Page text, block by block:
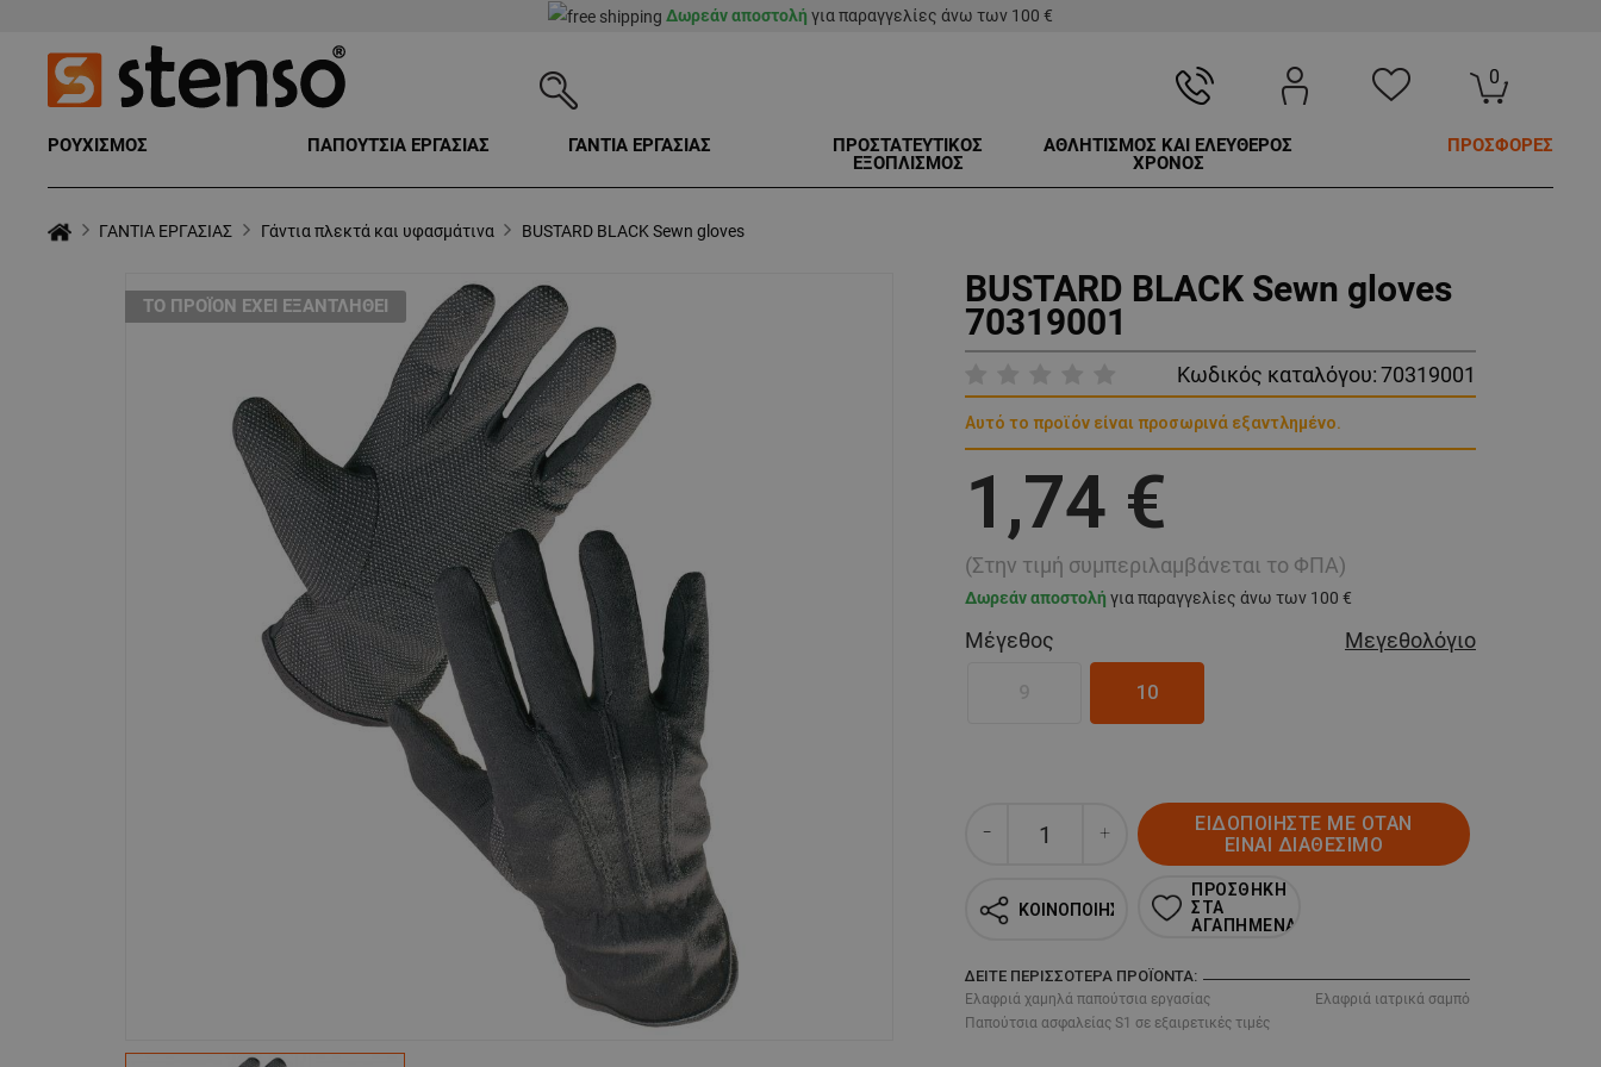
Δωρεάν αποστολή για παραγγελίες άνω των 100 €
0
ΡΟΥΧΙΣΜΟΣ ΠΑΠΟΥΤΣΙΑ ΕΡΓΑΣΙΑΣ ΓΑΝΤΙΑ ΕΡΓΑΣΙΑΣ
ΠΡΟΣΤΑΤΕΥΤΙΚΟΣ
ΕΞΟΠΛΙΣΜΟΣ
ΑΘΛΗΤΙΣΜΟΣ ΚΑΙ ΕΛΕΥΘΕΡΟΣ
ΧΡΟΝΟΣ
ΠΡΟΣΦΟΡΕΣ
ΓΑΝΤΙΑ ΕΡΓΑΣΙΑΣ Γάντια πλεκτά και υφασμάτινα BUSTARD BLACK Sewn gloves
ТΟ ΠΡΟΪΌΝ ΈΧΕΙ ΕΞΑΝΤΛΗΘΕΊ
BUSTARD BLACK Sewn gloves
70319001
Κωδικός καταλόγου:70319001
Αυτό το προϊόν είναι προσωρινά εξαντλημένο.
1,74 €
(Στην τιμή συμπεριλαμβάνεται το ΦΠΑ)
Δωρεάν αποστολή για παραγγελίες άνω των 100 €
Μέγεθος Μεγεθολόγιο
10
ΕΙΔΟΠΟΙΗΣΤΕ ΜΕ ΟΤΑΝ
ΕΙΝΑΙ ΔΙΑΘΕΣΙΜΟ
ΚΟΙΝΟΠΟΙΗΣΗ
ΠΡΟΣΘΗΚΗ
ΣΤΑ
ΑΓΑΠΗΜΕΝΑ
ΔΕΊΤΕ ΠΕΡΙΣΣΌΤΕΡΑ ΠΡΟΪΌΝΤΑ:
Ελαφριά χαμηλά παπούτσια εργασίας
Ελαφριά ιατρικά σαμπό
Παπούτσια ασφαλείας S1 σε εξαιρετικές τιμές